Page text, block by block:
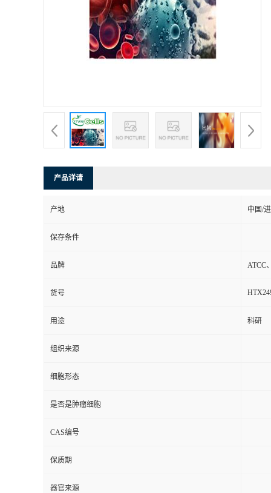
产品详请
产地 中国/
保存条件
品牌 ATCC
货号
用途 科研
组织来源
细胞形态
是否是肿瘤细胞
CAS编号
保质期
器官来源